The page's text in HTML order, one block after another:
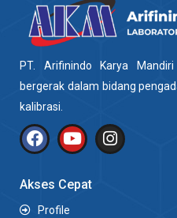
PT. Arifinindo Karya
bergerak dalam bidang
kalibrasi.
Akses Cepat
Profile